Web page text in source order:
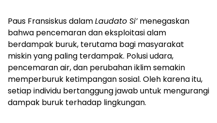
Paus Fransiskus dalamLaudato Si’menegaskan
bahwa pencemaran dan eksploitasi alam
berdampak buruk, terutama bagi masyarakat
miskin yang paling terdampak. Polusi udara,
pencemaran air, dan perubahan iklim semakin
memperburuk ketimpangan sosial. Oleh karena itu,
setiap individu bertanggung jawab untuk mengurangi
dampak buruk terhadap lingkungan.